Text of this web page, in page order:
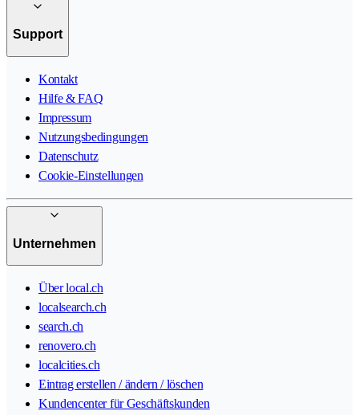
Support
Kontakt
Hilfe & FAQ
Impressum
Nutzungsbedingungen
Datenschutz
Cookie-Einstellungen
Unternehmen
Über local.ch
localsearch.ch
search.ch
renovero.ch
localcities.ch
Eintrag erstellen / ändern / löschen
Kundencenter für Geschäftskunden